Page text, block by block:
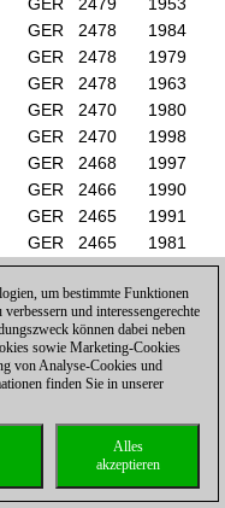
GER 2478
1984
GER 2478
1979
GER 2478
1963
GER 2470
1980
GER 2470
1998
GER 2468
1997
GER 2466
1990
GER 2465
1991
GER 2465
1981
GER 2464
1970
GER 2460
1974
GER 2460
1968
GER 2458
1961
GER 2456
1993
GER 2455
1972
2455
um bestimmte Funktionen
und interessengerechte
können dabei neben
sowie Marketing-Cookies
von Analyse-Cookies und
finden Sie in unserer
Alles
akzeptieren